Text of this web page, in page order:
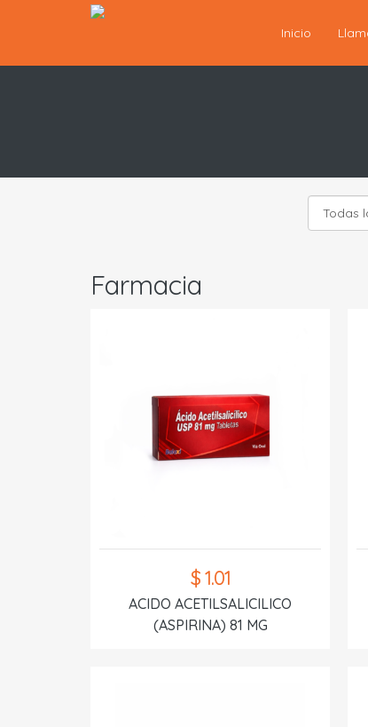
Inicio
Farmacia
$ 1.01
ACIDO ACETILSALICILICO
(ASPIRINA) 81 MG